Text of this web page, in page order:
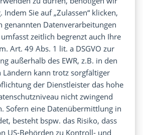
Sie auf „Zulassen“ klicken,
genannten Datenverarbeitungen
zeitlich begrenzt auch Ihre
Art. 49 Abs. 1 lit. a DSGVO zur
außerhalb des EWR, z.B. in den
Ländern kann trotz sorgfältiger
der Dienstleister das hohe
nicht zwingend
Sofern eine Datenübermittlung in
besteht bspw. das Risiko, dass
US-Behörden zu Kontroll- und
mit Kaminbetrieb
|Smart Home
Heizungssteuerung, die
von Home Assistant als Smart
kann man die
der Heizung automatisch
erhöhen. Neben Home